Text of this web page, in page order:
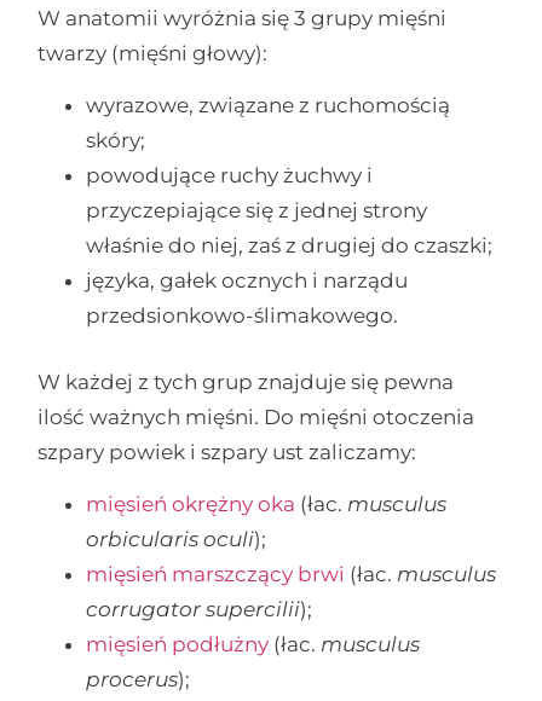
W anatomii wyróżnia się 3 grupy mięśni
twarzy (mięśni głowy):
wyrazowe, związane z ruchomością
skóry;
powodujące ruchy żuchwy i
przyczepiające się z jednej strony
właśnie do niej, zaś z drugiej do czaszki;
języka, gałek ocznych i narządu
przedsionkowo-ślimakowego.
W każdej z tych grup znajduje się pewna
ilość ważnych mięśni. Do mięśni otoczenia
szpary powiek i szpary ust zaliczamy:
mięsień okrężny oka (łac. musculus
orbicularis oculi);
mięsień marszczący brwi (łac. musculus
corrugator supercilii);
mięsień podłużny (łac. musculus
procerus);